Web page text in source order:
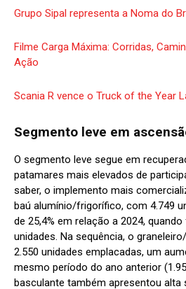
Grupo Sipal representa a Noma do
Filme Carga Máxima: Corridas,
Ação
Scania R vence o Truck of the Year
Segmento leve em
O segmento leve segue em
patamares mais elevados de
saber, o implemento mais
baú alumínio/frigorífico, com 4.749
de 25,4% em relação a 2024,
unidades. Na sequência, o
2.550 unidades emplacadas, um
mesmo período do ano anterior
basculante também apresentou alta